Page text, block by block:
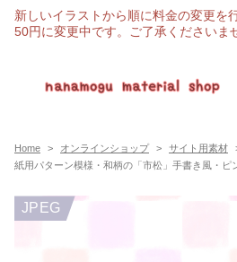
新しいイラストから順に料金の変更を
50円に変更中です。ご了承くださいま
Home オンラインショップ サイト用素材
紙用パターン模様・和柄の「市松」手書き風・ピ
JPEG